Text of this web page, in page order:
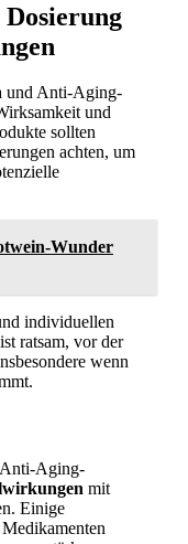
und Anti-Aging-
und
sollten
achten, um
Wunder
individuellen
ratsam, vor der
wenn
Anti-Aging-
mit
Einige